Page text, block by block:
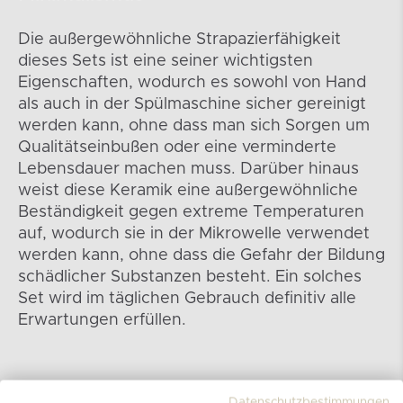
Die außergewöhnliche Strapazierfähigkeit
dieses Sets ist eine seiner wichtigsten
Eigenschaften, wodurch es sowohl von Hand
als auch in der Spülmaschine sicher gereinigt
werden kann, ohne dass man sich Sorgen um
Qualitätseinbußen oder eine verminderte
Lebensdauer machen muss. Darüber hinaus
weist diese Keramik eine außergewöhnliche
Beständigkeit gegen extreme Temperaturen
auf, wodurch sie in der Mikrowelle verwendet
werden kann, ohne dass die Gefahr der Bildung
schädlicher Substanzen besteht. Ein solches
Set wird im täglichen Gebrauch definitiv alle
Erwartungen erfüllen.